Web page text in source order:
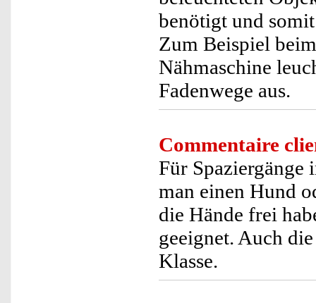
benötigt und
Zum Beispiel
Nähmaschine
Fadenwege aus.
Commentaire
Für Spaziergänge
man einen Hund
die Hände frei
geeignet. Auch
Klasse.